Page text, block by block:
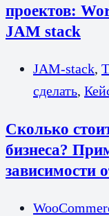
проектов:
JAM stack
JAM-stack,
сделать,
Сколько
бизнеса?
зависимости